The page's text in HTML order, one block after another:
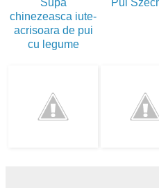
Supa
chinezeasca iute-
acrisoara de pui
cu legume
Pui